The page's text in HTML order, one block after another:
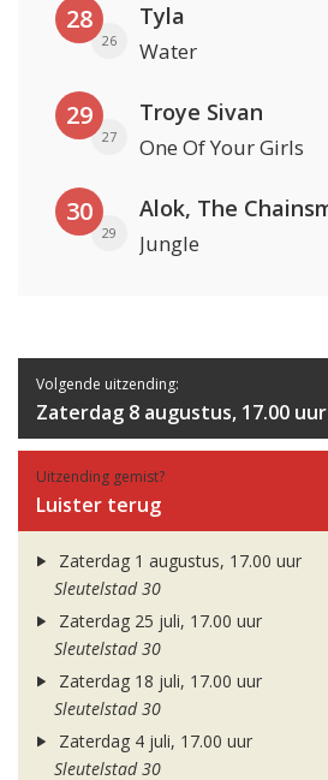
28
26
Tyla
Water
29
27
Troye Sivan
One Of Your Girls
30
29 Jungle
Volgende uitzending:
Zaterdag 8 augustus, 17.00 uur
Uitzending gemist?
Luister terug
Zaterdag 1 augustus, 17.00 uur
Sleutelstad 30
Zaterdag 25 juli, 17.00 uur
Sleutelstad 30
Zaterdag 18 juli, 17.00 uur
Sleutelstad 30
Zaterdag 4 juli, 17.00 uur
Sleutelstad 30